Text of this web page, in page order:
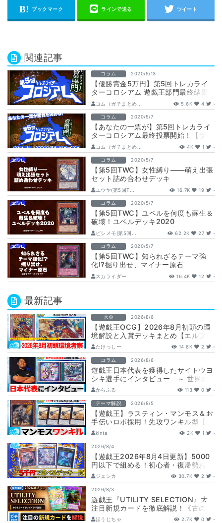
関連記事
コラム 2020/5/13
【優勝賞金5万円】第5回トレカライ
ターコロシアム 遊戯王部門最終結果
発表【所属ライター契約権】
コム（ガチまとめ... 5.6K 4 -
コラム 2020/5/7
【あなたの一票が】第5回トレカライ
ターコロシアム最終投票開始！【ライ
ターの未来を変える！】
コム（ガチまとめ... 4K 1 -
コラム 2020/5/7
【第5回TWC】女性縛り――萌え出張
セット詰め合わせデッキ
ユウヤ(第5回T... 16.7K 19 -
コラム 2020/5/7
【第5回TWC】ユベルを何度も蘇生＆
破壊！ユベルデッキ2020
ピシメモ(第5回... 62.2K 27 -
コラム 2020/5/7
【第5回TWC】知られざるテーマ強
化!?掘り出せ、マイナー原石
スカライダー 16.4K 12 -
最新記事
大会 2026/8/6
【遊戯王OCG】2026年8月初頭の環
境解説と入賞デッキまとめ【エルフェ
ンノーツ/トゥーン/キラーチューン/
ウ…
たけっしー 14.8K 2 -
コラム 2026/8/6
遊戯王日本代表を獲得したサイトウヨ
シキ選手にインタビュー ～ 世界の
舞台へ挑む、サイトウ選手の軌跡と決
意 ～
からふる 113 0 -
テーマ解説 2026/8/5
【遊戯王】ラスティン・マンモス＆お
手伝いロボ採用！先攻ワンキル型【列
車】デッキ解説と展開
kinta 2K 1 -
2026/8/4
【遊戯王2026年8月4日更新】5000
円以下で組める！初心者・復帰勢おす
すめデッキまとめ！【爆安/格安/白
き…
ジェシカ 30.7K 2 -
2026/8/3
遊戯王『UTILITY SELECTION』大
注目新規カードを徹底解説！《古の秘
儀》《聖なる心のバリア －マイ…
ほうじちゃ 2.7K 0 -